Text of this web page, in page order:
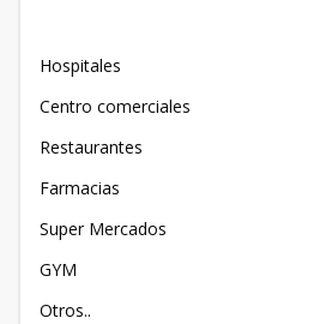
Hospitales
Centro comerciales
Restaurantes
Farmacias
Super Mercados
GYM
Otros..